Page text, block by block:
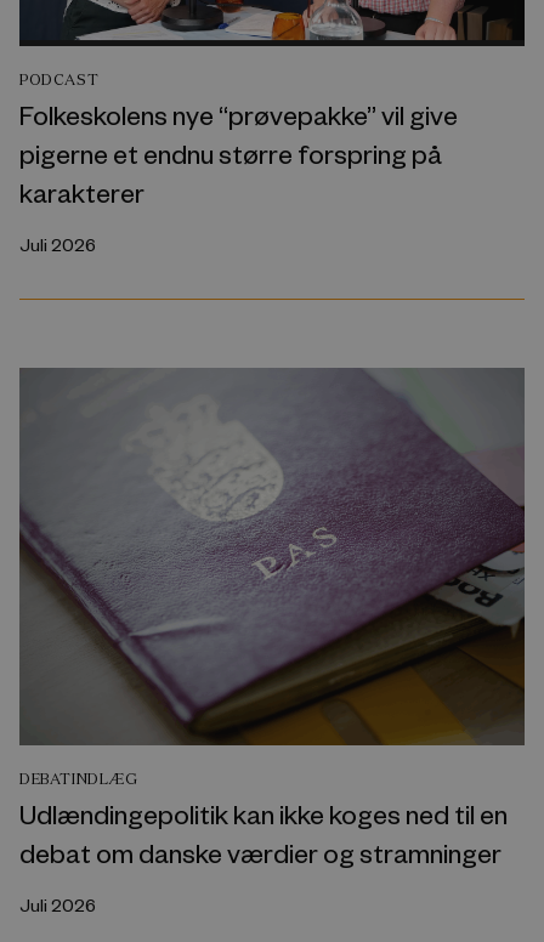
PODCAST
Folkeskolens nye “prøvepakke” vil give
pigerne et endnu større forspring på
karakterer
Juli 2026
DEBATINDLÆG
Udlændingepolitik kan ikke koges ned til en
debat om danske værdier og stramninger
Juli 2026